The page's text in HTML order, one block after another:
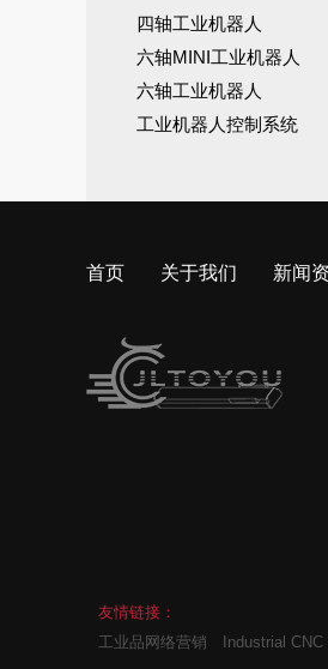
四轴工业机器人
六轴MINI工业机器人
六轴工业机器人
工业机器人控制系统
首页 关于我们 新闻
友情链接：
工业品网络营销
Industrial